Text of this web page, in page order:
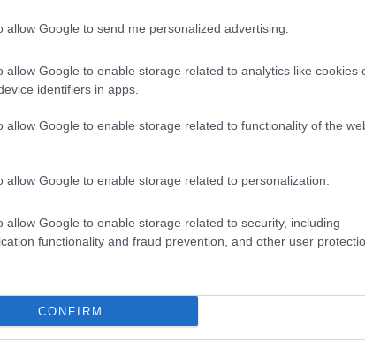
allow Google to send me personalized advertising.
allow Google to enable storage related to analytics like cookies
identifiers in apps.
allow Google to enable storage related to functionality of the
allow Google to enable storage related to personalization.
allow Google to enable storage related to security, including
functionality and fraud prevention, and other user
CONFIRM
Ειδήσεις
δίνει 300 ευρώ - Δεν χρειάζεται αίτηση
για Όλους 2026: Voucher έως 600 ευρώ -